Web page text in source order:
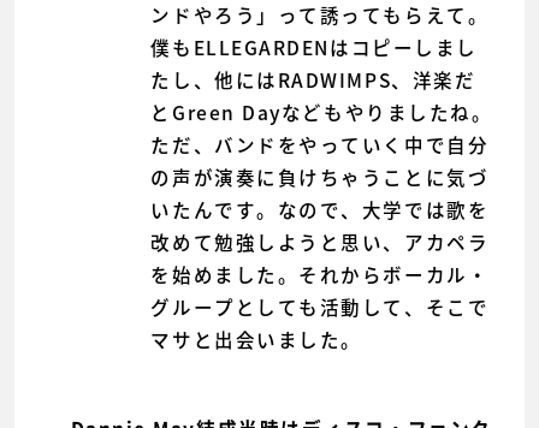
ンドやろう」って誘ってもらえて。
僕もELLEGARDENはコピーしまし
たし、他にはRADWIMPS、洋楽だ
とGreen Dayなどもやりましたね。
ただ、バンドをやっていく中で自分
の声が演奏に負けちゃうことに気づ
いたんです。なので、大学では歌を
改めて勉強しようと思い、アカペラ
を始めました。それからボーカル・
グループとしても活動して、そこで
マサと出会いました。